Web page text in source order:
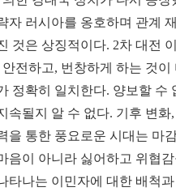
자 러시아를 옹호하며 관계
것은 상징적이다. 2차 대전
전하고, 번창하게 하는 것
정확히 일치한다. 양보할
속될지 알 수 없다. 기후 변
을 통한 풍요로운 시대는 마
음이 아니라 싫어하고 위협
타나는 이민자에 대한 배척